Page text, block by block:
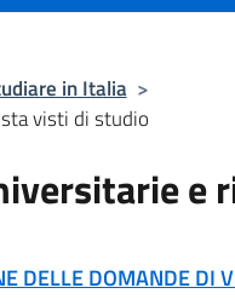
in Italia >
visti di studio
e
DELLE DOMANDE DI